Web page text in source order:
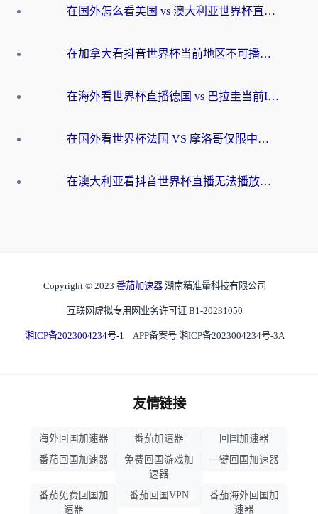
在国外怎么看美国 vs 澳大利亚世界杯直播？海外党必藏的中文解说观赛指南
在加拿大看抖音世界杯当前地区不可播放？海外党体育观赛终极指南
在海外看世界杯直播德国 vs 巴拉圭当前IP受限制？这篇指南帮你轻松解决地区限制
在国外看世界杯法国 VS 摩洛哥仅限中国大陆？别让地域限制拦下你的欢呼
在澳大利亚看抖音世界杯直播无法播放？海外党体育观赛终极指南来了！
Copyright © 2023 番茄加速器 湖南精准量科技有限公司
互联网虚拟专用网业务许可证 B1-20231050
湘ICP备2023004234号-1 APP备案号 湘ICP备2023004234号-3A
友情链接
海外回国加速器 番茄加速器
回国加速器
番茄回国加速器
免费回国游戏加
速器
一键回国加速器
番茄免费回国加
速器
番茄回国VPN
番茄海外回国加
速器